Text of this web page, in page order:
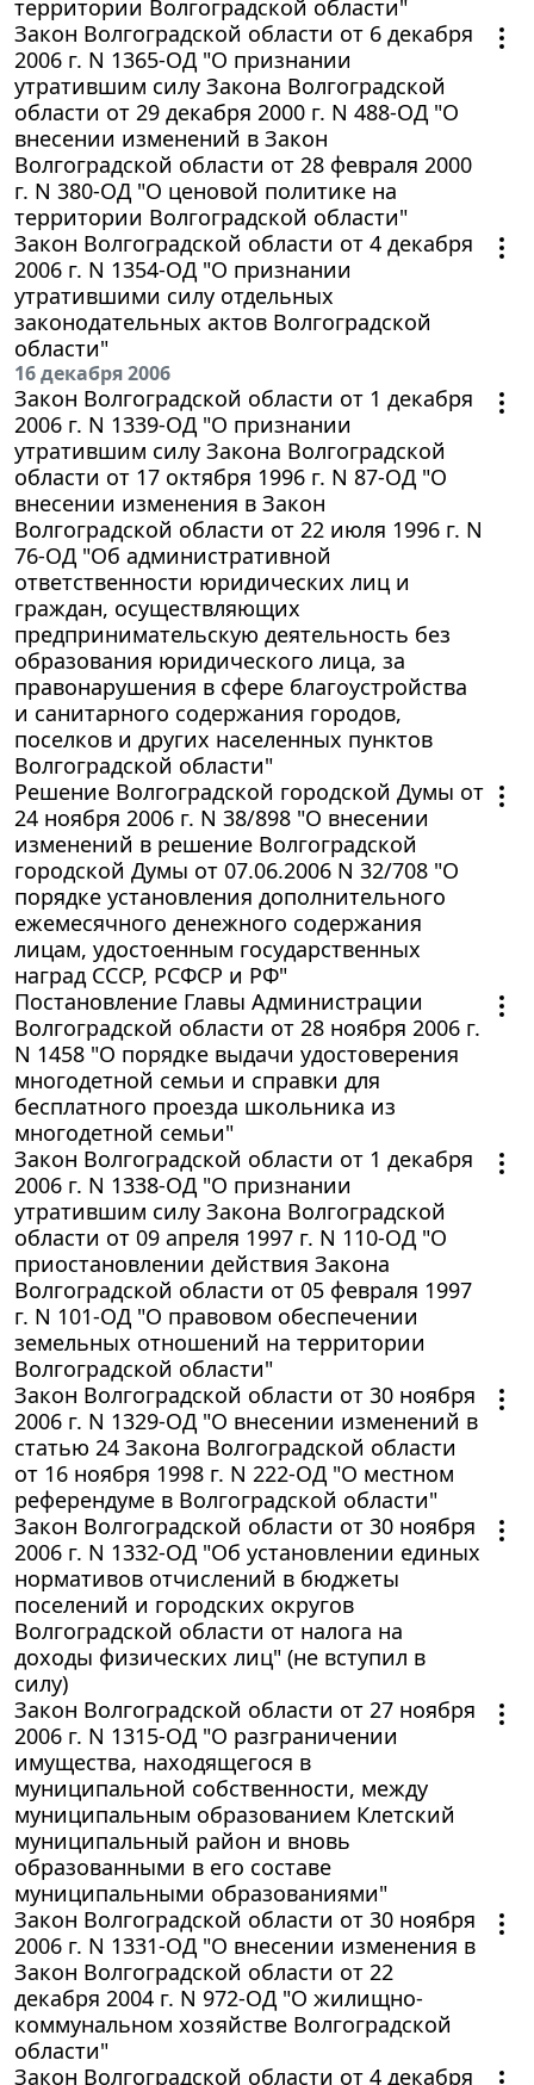
территории Волгоградской области"
Закон Волгоградской области от 6 декабря
2006 г. N 1365-ОД "О признании
утратившим силу Закона Волгоградской
области от 29 декабря 2000 г. N 488-ОД "О
внесении изменений в Закон
Волгоградской области от 28 февраля 2000
г. N 380-ОД "О ценовой политике на
территории Волгоградской области"
Закон Волгоградской области от 4 декабря
2006 г. N 1354-ОД "О признании
утратившими силу отдельных
законодательных актов Волгоградской
области"
16 декабря 2006
Закон Волгоградской области от 1 декабря
2006 г. N 1339-ОД "О признании
утратившим силу Закона Волгоградской
области от 17 октября 1996 г. N 87-ОД "О
внесении изменения в Закон
Волгоградской области от 22 июля 1996 г. N
76-ОД "Об административной
ответственности юридических лиц и
граждан, осуществляющих
предпринимательскую деятельность без
образования юридического лица, за
правонарушения в сфере благоустройства
и санитарного содержания городов,
поселков и других населенных пунктов
Волгоградской области"
Решение Волгоградской городской Думы от
24 ноября 2006 г. N 38/898 "О внесении
изменений в решение Волгоградской
городской Думы от 07.06.2006 N 32/708 "О
порядке установления дополнительного
ежемесячного денежного содержания
лицам, удостоенным государственных
наград СССР, РСФСР и РФ"
Постановление Главы Администрации
Волгоградской области от 28 ноября 2006 г.
N 1458 "О порядке выдачи удостоверения
многодетной семьи и справки для
бесплатного проезда школьника из
многодетной семьи"
Закон Волгоградской области от 1 декабря
2006 г. N 1338-ОД "О признании
утратившим силу Закона Волгоградской
области от 09 апреля 1997 г. N 110-ОД "О
приостановлении действия Закона
Волгоградской области от 05 февраля 1997
г. N 101-ОД "О правовом обеспечении
земельных отношений на территории
Волгоградской области"
Закон Волгоградской области от 30 ноября
2006 г. N 1329-ОД "О внесении изменений в
статью 24 Закона Волгоградской области
от 16 ноября 1998 г. N 222-ОД "О местном
референдуме в Волгоградской области"
Закон Волгоградской области от 30 ноября
2006 г. N 1332-ОД "Об установлении единых
нормативов отчислений в бюджеты
поселений и городских округов
Волгоградской области от налога на
доходы физических лиц" (не вступил в
силу)
Закон Волгоградской области от 27 ноября
2006 г. N 1315-ОД "О разграничении
имущества, находящегося в
муниципальной собственности, между
муниципальным образованием Клетский
муниципальный район и вновь
образованными в его составе
муниципальными образованиями"
Закон Волгоградской области от 30 ноября
2006 г. N 1331-ОД "О внесении изменения в
Закон Волгоградской области от 22
декабря 2004 г. N 972-ОД "О жилищно-
коммунальном хозяйстве Волгоградской
области"
Закон Волгоградской области от 4 декабря